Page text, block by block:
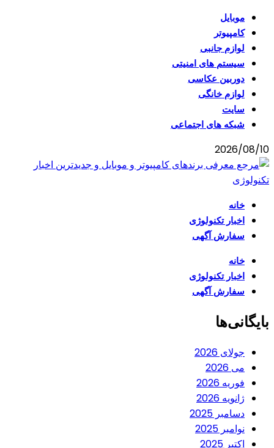
موبایل
کامپیوتر
لوازم جانبی
سیستم های امنیتی
دوربین عکاسی
لوازم خانگی
سایت
شبکه های اجتماعی
2026/08/10
خانه
اخبار تکنولوژی
سفارش آگهی
خانه
اخبار تکنولوژی
سفارش آگهی
بایگانی‌ها
جولای 2026
می 2026
فوریه 2026
ژانویه 2026
دسامبر 2025
نوامبر 2025
اکتبر 2025